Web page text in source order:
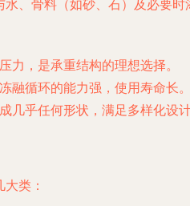
、骨料（如砂、石）及必要
力，是承重结构的理想选择。
融循环的能力强，使用寿命长。
几乎任何形状，满足多样化设计
类：